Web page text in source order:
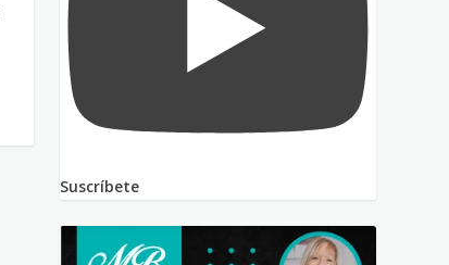
Suscríbete